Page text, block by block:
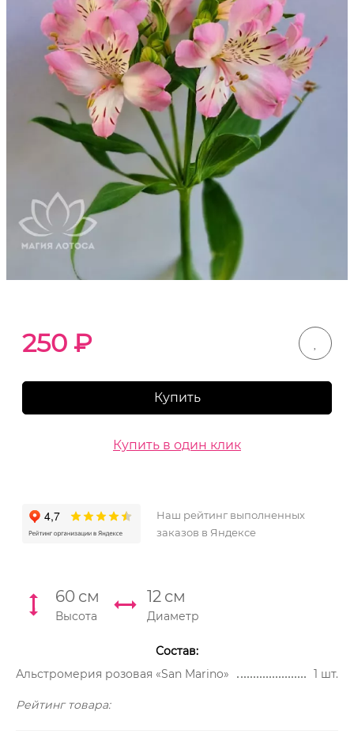
250 ₽
Купить
Купить в один клик
Наш рейтинг выполненных
заказов в Яндексе
60 см
Высота
12 см
Диаметр
Состав:
Альстромерия розовая «San Marino»
1 шт.
Рейтинг товара: